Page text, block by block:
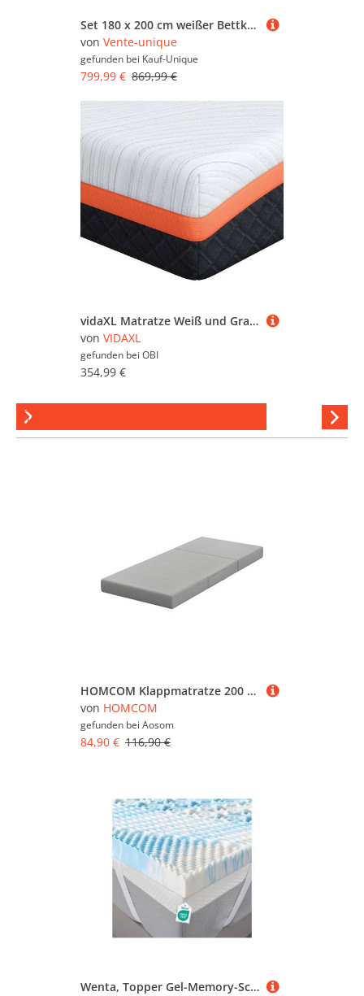
Set 180 x 200 cm weißer Bettkasten + Schaumstoff- und Gel-Memory-Matratze mit 7 Zonen 22 cm dick - SOMIRA von YSMÉE
von Vente-unique
gefunden bei Kauf-Unique
799,99 € 869,99 €
vidaXL Matratze Weiß und Grau 180 x 200 cm Gel-Speicherschaum 4106356
von VIDAXL
gefunden bei OBI
354,99 €
Gelmatratzen in 90 x 200 cm
HOMCOM Klappmatratze 200 x 90 cm, 15 cm 3-teilige klappbar Gästematratze, Faltmatratze mit waschbarem Bezug, Reisematratze aus Gel-Memory-Schaum für Gäste, Reisen, Yoga, Oeko-Tex geprüft Aosom
von HOMCOM
gefunden bei Aosom
84,90 € 116,90 €
Wenta, Topper Gel-Memory-Schaum, 5-Zonen Matratzentopper, 5 cm hoch, Gel Topper, (mittleres Liegegefühl, Bezug abnehmbar und waschbar, rutschfest mit Fixierbändern, OEKO-TEX), Für Matratzen und Boxspringbetten, 90/120/140/160/180 x 200 cm